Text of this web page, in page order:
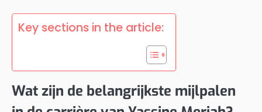
Key sections in the article:
Wat zijn de belangrijkste mijlpalen